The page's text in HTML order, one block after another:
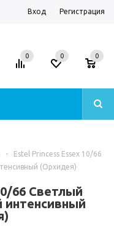
Вход Регистрация
0 0 0
-
Estel Princess Essex 10/66
(Орхидея)
66 Светлый